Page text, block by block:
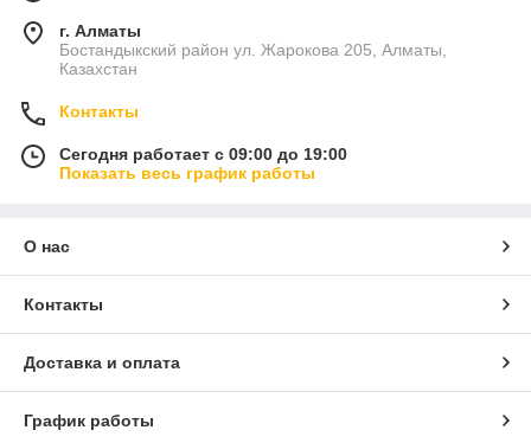
г. Алматы
Бостандыкский район ул. Жарокова 205, Алматы,
Казахстан
Контакты
Сегодня работает с 09:00 до 19:00
Показать весь график работы
О нас
Контакты
Доставка и оплата
График работы